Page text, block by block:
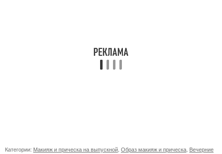
Категории: Макияж и прическа на выпускной Образ макияж и прическа Вечерние